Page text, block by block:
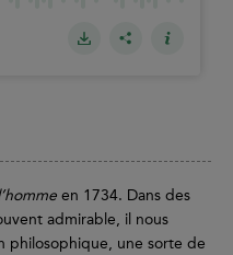
en 1734. Dans des
admirable, il nous
philosophique, une sorte de